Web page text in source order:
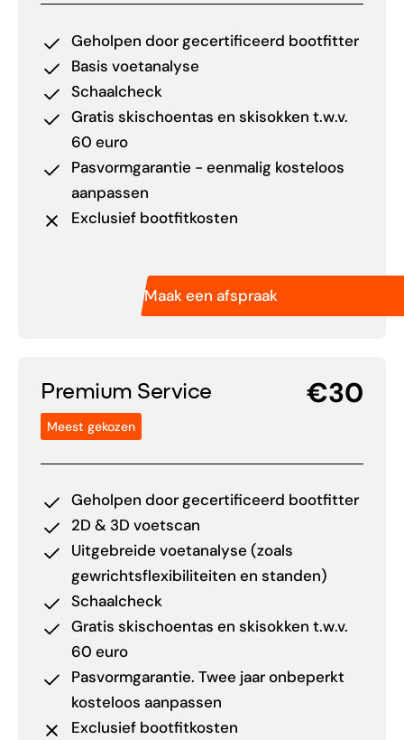
Geholpen door gecertificeerd bootfitter
Basis voetanalyse
Schaalcheck
Gratis skischoentas en skisokken t.w.v.
60 euro
Pasvormgarantie - eenmalig kosteloos
aanpassen
Exclusief bootfitkosten
Maak een afspraak
Premium Service
Meest gekozen
€30
Geholpen door gecertificeerd bootfitter
2D & 3D voetscan
Uitgebreide voetanalyse (zoals
gewrichtsflexibiliteiten en standen)
Schaalcheck
Gratis skischoentas en skisokken t.w.v.
60 euro
Pasvormgarantie. Twee jaar onbeperkt
kosteloos aanpassen
Exclusief bootfitkosten